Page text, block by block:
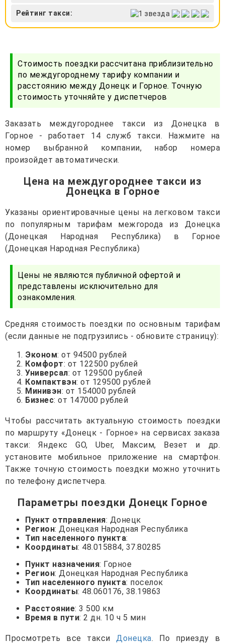
Рейтинг такси:
Стоимость поездки рассчитана приблизительно
по междугороднему тарифу компании и
расстоянию между Донецк и Горное. Точную
стоимость уточняйте у диспетчеров
Заказать междугороднее такси из Донецка в
Горное - работает 14 служб такси. Нажмите на
номер выбранной компании, набор номера
произойдет автоматически.
Цена на междугороднее такси из
Донецка в Горное
Указаны ориентировачные цены на легковом такси
по популярным тарифам межгорода из Донецка
(Донецкая Народная Республика) в Горное
(Донецкая Народная Республика)
Цены не являются публичной офертой и
представлены исключительно для
ознакомления.
Средняя стоимость поездки по основным тарифам
(если данные не подгрузились - обновите страницу):
Эконом: от 94500 рублей
Комфорт: от 122500 рублей
Универсал: от 129500 рублей
Компактвэн: от 129500 рублей
Минивэн: от 154000 рублей
Бизнес: от 147000 рублей
Чтобы рассчитать актуальную стоимость поездки
по маршруту «Донецк - Горное» на сервисах заказа
такси: Яндекс GO, Uber, Максим, Везет и др.
установите мобильное приложение на смартфон.
Также точную стоимость поездки можно уточнить
по телефону диспетчера.
Параметры поездки Донецк Горное
Пункт отправления: Донецк
Регион: Донецкая Народная Республика
Тип населенного пункта:
Координаты: 48.015884, 37.80285
Пункт назначения: Горное
Регион: Донецкая Народная Республика
Тип населенного пункта: поселок
Координаты: 48.060176, 38.19863
Расстояние: 3 500 км
Время в пути: 2 дн. 10 ч 5 мин
Просмотреть все таксиДонецка. По приезду в